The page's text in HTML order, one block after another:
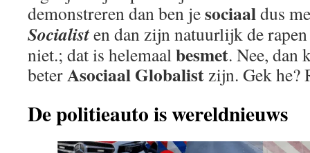
demonstreren dan ben jesociaaldus
Socialisten dan zijn natuurlijk de rapen
niet.; dat is helemaalbesmet. Nee, dan
beterAsociaal Globalistzijn. Gek he?
De politieauto is wereldnieuws